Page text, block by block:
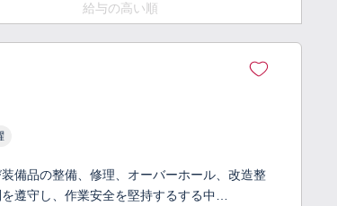
給与の高い順
備品の整備、修理、オーバーホール、改造整
遵守し、作業安全を堅持するする中…